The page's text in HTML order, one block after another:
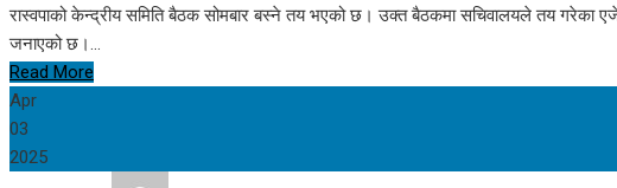
रास्वपाको केन्द्रीय समिति बैठक सोमबार बस्ने तय भएको छ। उक्त बैठकमा सचिवालयले तय गरेका
जनाएको छ।…
Read More
Apr
03
2025